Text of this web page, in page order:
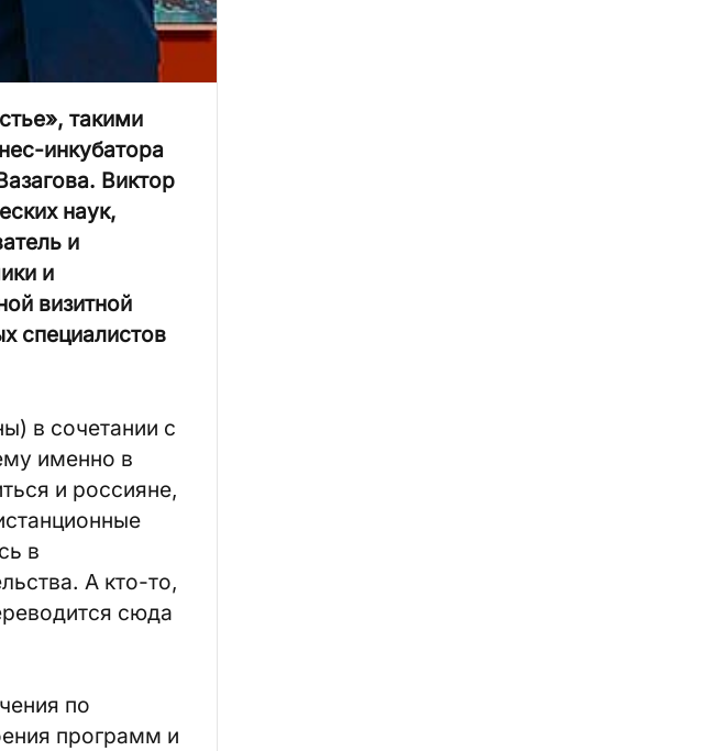
такими
инкубатора
Виктор
наук,
и
и
визитной
специалистов
в сочетании с
именно в
и россияне,
в
А кто-то,
сюда
по
программ и